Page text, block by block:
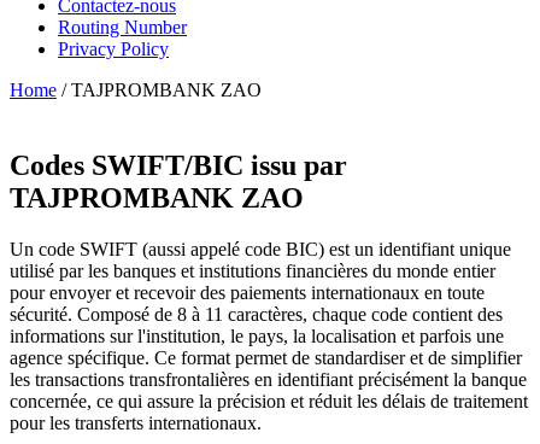
Contactez-nous
Routing Number
Privacy Policy
Home / TAJPROMBANK ZAO
Codes SWIFT/BIC issu par
TAJPROMBANK ZAO
Un code SWIFT (aussi appelé code BIC) est un identifiant unique
utilisé par les banques et institutions financières du monde entier
pour envoyer et recevoir des paiements internationaux en toute
sécurité. Composé de 8 à 11 caractères, chaque code contient des
informations sur l'institution, le pays, la localisation et parfois une
agence spécifique. Ce format permet de standardiser et de simplifier
les transactions transfrontalières en identifiant précisément la banque
concernée, ce qui assure la précision et réduit les délais de traitement
pour les transferts internationaux.